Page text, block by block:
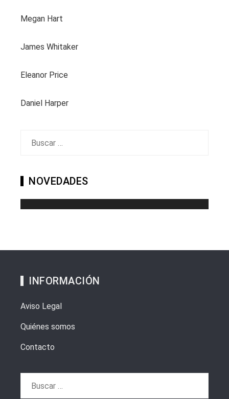
Megan Hart
James Whitaker
Eleanor Price
Daniel Harper
NOVEDADES
INFORMACIÓN
Aviso Legal
Quiénes somos
Contacto